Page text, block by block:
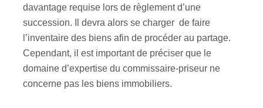
davantage requise lors de règlement d’une
succession. Il devra alors se charger de faire
l’inventaire des biens afin de procéder au partage.
Cependant, il est important de préciser que le
domaine d’expertise du commissaire-priseur ne
concerne pas les biens immobiliers.